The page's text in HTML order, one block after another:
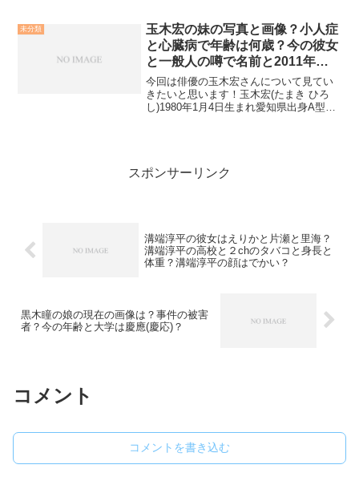
世界に入りました。しかし喧嘩で兄弟弟
子に怪我...
未分類
玉木宏の妹の写真と画像？小人症
と心臓病で年齢は何歳？今の彼女
と一般人の噂で名前と2011年の
昔は誰？
今回は俳優の玉木宏さんについて見てい
きたいと思います！玉木宏(たまき ひろ
し)1980年1月4日生まれ愛知県出身A型以
スポンサーリンク
溝端淳平の彼女はえりかと片瀬と里海？
溝端淳平の高校と２chのタバコと身長と
体重？溝端淳平の顔はでかい？
黒木瞳の娘の現在の画像は？事件の被害
者？今の年齢と大学は慶應(慶応)？
コメント
コメントを書き込む